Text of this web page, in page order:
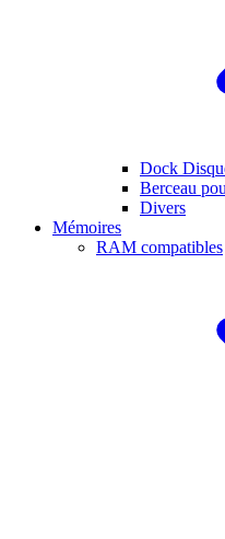
Dock
Berceau
Divers
Mémoires
RAM compatibles